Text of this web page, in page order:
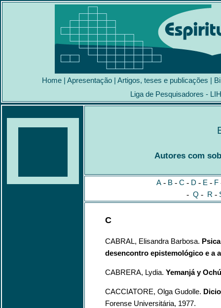
Home | Apresentação | Artigos, teses e publicações |
Liga de Pesquisadores -
Autores com
A-B - C - D - E - F
- Q - R -
C
CABRAL, Elisandra Barbosa.
desencontro epistemológico e a
CABRERA, Lydia. Yemanjá y
CACCIATORE, Olga Gudolle.
Forense Universitária, 1977.